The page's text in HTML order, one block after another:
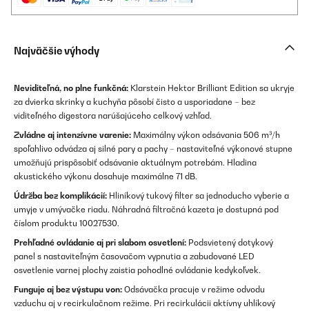
Najväčšie výhody
Neviditeľná, no plne funkčná: Klarstein Hektor Brilliant Edition sa ukryje
za dvierka skrinky a kuchyňa pôsobí čisto a usporiadane – bez
viditeľného digestora narúšajúceho celkový vzhľad.
Zvládne aj intenzívne varenie: Maximálny výkon odsávania 506 m³/h
spoľahlivo odvádza aj silné pary a pachy – nastaviteľné výkonové stupne
umožňujú prispôsobiť odsávanie aktuálnym potrebám. Hladina
akustického výkonu dosahuje maximálne 71 dB.
Údržba bez komplikácií: Hliníkový tukový filter sa jednoducho vyberie a
umyje v umývačke riadu. Náhradná filtračná kazeta je dostupná pod
číslom produktu 10027530.
Prehľadné ovládanie aj pri slabom osvetlení: Podsvietený dotykový
panel s nastaviteľným časovačom vypnutia a zabudované LED
osvetlenie varnej plochy zaistia pohodlné ovládanie kedykoľvek.
Funguje aj bez výstupu von: Odsávačka pracuje v režime odvodu
vzduchu aj v recirkulačnom režime. Pri recirkulácii aktívny uhlíkový